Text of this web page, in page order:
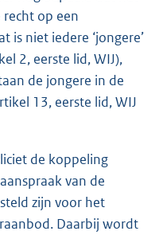
op een
is niet iedere ‘jongere’
2, eerste lid, WIJ),
de jongere in de
13, eerste lid, WIJ
de koppeling
van de
zijn voor het
Daarbij wordt